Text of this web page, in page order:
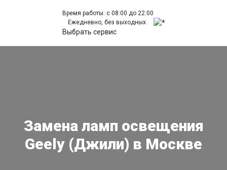
Время работы: с 08:00 до 22:00
Ежедневно, без выходных.
Выбрать сервис
Замена ламп освещения
Geely (Джили) в Москве